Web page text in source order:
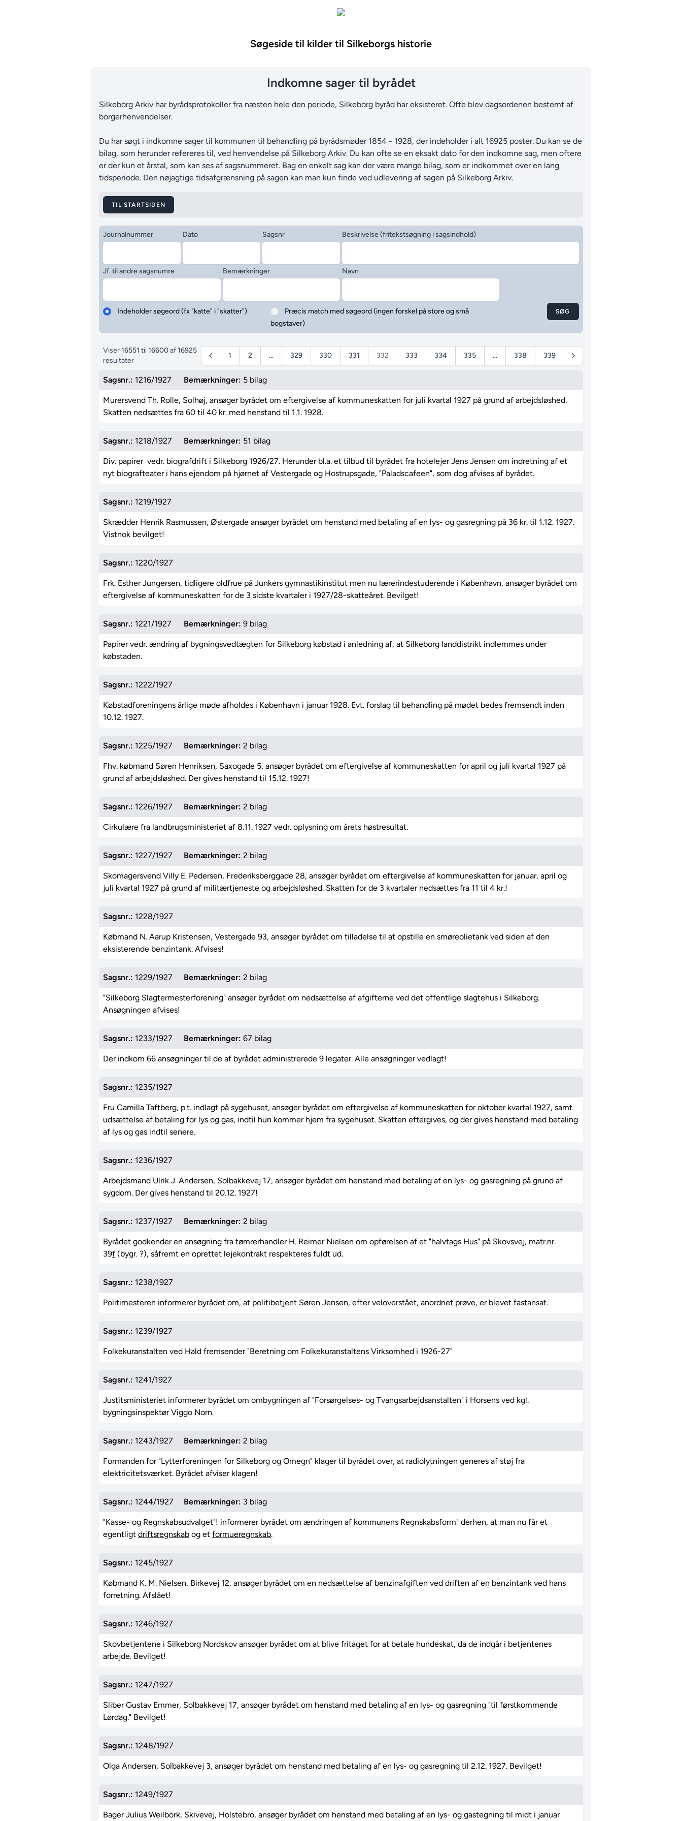
Søgeside til kilder til Silkeborgs historie
Indkomne sager til byrådet
Silkeborg Arkiv har byrådsprotokoller fra næsten hele den periode, Silkeborg byråd har eksisteret. Ofte blev dagsordenen bestemt af
borgerhenvendelser.
Du har søgt i indkomne sager til kommunen til behandling på byrådsmøder 1854 - 1928, der indeholder i alt 16925 poster. Du kan se de
bilag, som herunder refereres til, ved henvendelse på Silkeborg Arkiv. Du kan ofte se en eksakt dato for den indkomne sag, men oftere
er der kun et årstal, som kan ses af sagsnummeret. Bag en enkelt sag kan der være mange bilag, som er indkommet over en lang
tidsperiode. Den nøjagtige tidsafgrænsning på sagen kan man kun finde ved udlevering af sagen på Silkeborg Arkiv.
TIL STARTSIDEN
Journalnummer Dato Sagsnr Beskrivelse (fritekstsøgning i sagsindhold)
Jf. til andre sagsnumre Bemærkninger Navn
Indeholder søgeord (fx "katte" i "skatter")
Præcis match med søgeord (ingen forskel på store og små
bogstaver)
SØG
Viser16551 til16600af16925
resultater
1 2 ... 329 330 331 332 333 334 335 ... 338 339
Sagsnr.: 1216/1927 Bemærkninger: 5 bilag
Murersvend Th. Rolle, Solhøj, ansøger byrådet om eftergivelse af kommuneskatten for juli kvartal 1927 på grund af arbejdsløshed.
Skatten nedsættes fra 60 til 40 kr. med henstand til 1.1. 1928.
Sagsnr.: 1218/1927 Bemærkninger: 51 bilag
Div. papirer vedr. biografdrift i Silkeborg 1926/27. Herunder bl.a. et tilbud til byrådet fra hotelejer Jens Jensen om indretning af et
nyt biografteater i hans ejendom på hjørnet af Vestergade og Hostrupsgade, "Paladscafeen", som dog afvises af byrådet.
Sagsnr.: 1219/1927
Skrædder Henrik Rasmussen, Østergade ansøger byrådet om henstand med betaling af en lys- og gasregning på 36 kr. til 1.12. 1927.
Vistnok bevilget!
Sagsnr.: 1220/1927
Frk. Esther Jungersen, tidligere oldfrue på Junkers gymnastikinstitut men nu lærerindestuderende i København, ansøger byrådet om
eftergivelse af kommuneskatten for de 3 sidste kvartaler i 1927/28-skatteåret. Bevilget!
Sagsnr.: 1221/1927 Bemærkninger: 9 bilag
Papirer vedr. ændring af bygningsvedtægten for Silkeborg købstad i anledning af, at Silkeborg landdistrikt indlemmes under
købstaden.
Sagsnr.: 1222/1927
Købstadforeningens årlige møde afholdes i København i januar 1928. Evt. forslag til behandling på mødet bedes fremsendt inden
10.12. 1927.
Sagsnr.: 1225/1927 Bemærkninger: 2 bilag
Fhv. købmand Søren Henriksen, Saxogade 5, ansøger byrådet om eftergivelse af kommuneskatten for april og juli kvartal 1927 på
grund af arbejdsløshed. Der gives henstand til 15.12. 1927!
Sagsnr.: 1226/1927 Bemærkninger: 2 bilag
Cirkulære fra landbrugsministeriet af 8.11. 1927 vedr. oplysning om årets høstresultat.
Sagsnr.: 1227/1927 Bemærkninger: 2 bilag
Skomagersvend Villy E. Pedersen, Frederiksberggade 28, ansøger byrådet om eftergivelse af kommuneskatten for januar, april og
juli kvartal 1927 på grund af militærtjeneste og arbejdsløshed. Skatten for de 3 kvartaler nedsættes fra 11 til 4 kr.!
Sagsnr.: 1228/1927
Købmand N. Aarup Kristensen, Vestergade 93, ansøger byrådet om tilladelse til at opstille en smøreolietank ved siden af den
eksisterende benzintank. Afvises!
Sagsnr.: 1229/1927 Bemærkninger: 2 bilag
"Silkeborg Slagtermesterforening" ansøger byrådet om nedsættelse af afgifterne ved det offentlige slagtehus i Silkeborg.
Ansøgningen afvises!
Sagsnr.: 1233/1927 Bemærkninger: 67 bilag
Der indkom 66 ansøgninger til de af byrådet administrerede 9 legater. Alle ansøgninger vedlagt!
Sagsnr.: 1235/1927
Fru Camilla Taftberg, p.t. indlagt på sygehuset, ansøger byrådet om eftergivelse af kommuneskatten for oktober kvartal 1927, samt
udsættelse af betaling for lys og gas, indtil hun kommer hjem fra sygehuset. Skatten eftergives, og der gives henstand med betaling
af lys og gas indtil senere.
Sagsnr.: 1236/1927
Arbejdsmand Ulrik J. Andersen, Solbakkevej 17, ansøger byrådet om henstand med betaling af en lys- og gasregning på grund af
sygdom. Der gives henstand til 20.12. 1927!
Sagsnr.: 1237/1927 Bemærkninger: 2 bilag
Byrådet godkender en ansøgning fra tømrerhandler H. Reimer Nielsen om opførelsen af et "halvtags Hus" på Skovsvej, matr.nr.
39f (bygr. ?), såfremt en oprettet lejekontrakt respekteres fuldt ud.
Sagsnr.: 1238/1927
Politimesteren informerer byrådet om, at politibetjent Søren Jensen, efter veloverstået, anordnet prøve, er blevet fastansat.
Sagsnr.: 1239/1927
Folkekuranstalten ved Hald fremsender "Beretning om Folkekuranstaltens Virksomhed i 1926-27"
Sagsnr.: 1241/1927
Justitsministeriet informerer byrådet om ombygningen af "Forsørgelses- og Tvangsarbejdsanstalten" i Horsens ved kgl.
bygningsinspektør Viggo Norn.
Sagsnr.: 1243/1927 Bemærkninger: 2 bilag
Formanden for "Lytterforeningen for Silkeborg og Omegn" klager til byrådet over, at radiolytningen generes af støj fra
elektricitetsværket. Byrådet afviser klagen!
Sagsnr.: 1244/1927 Bemærkninger: 3 bilag
"Kasse- og Regnskabsudvalget"! informerer byrådet om ændringen af kommunens Regnskabsform" derhen, at man nu får et
egentligtdriftsregnskab og etformueregnskab.
Sagsnr.: 1245/1927
Købmand K. M. Nielsen, Birkevej 12, ansøger byrådet om en nedsættelse af benzinafgiften ved driften af en benzintank ved hans
forretning. Afslået!
Sagsnr.: 1246/1927
Skovbetjentene i Silkeborg Nordskov ansøger byrådet om at blive fritaget for at betale hundeskat, da de indgår i betjentenes
arbejde. Bevilget!
Sagsnr.: 1247/1927
Sliber Gustav Emmer, Solbakkevej 17, ansøger byrådet om henstand med betaling af en lys- og gasregning "til førstkommende
Lørdag." Bevilget!
Sagsnr.: 1248/1927
Olga Andersen, Solbakkevej 3, ansøger byrådet om henstand med betaling af en lys- og gasregning til 2.12. 1927. Bevilget!
Sagsnr.: 1249/1927
Bager Julius Weilbork, Skivevej, Holstebro, ansøger byrådet om henstand med betaling af en lys- og gastegning til midt i januar